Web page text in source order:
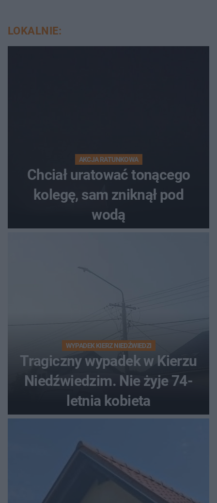
LOKALNIE:
AKCJA RATUNKOWA
Chciał uratować tonącego
kolegę, sam zniknął pod
wodą
WYPADEK KIERZ NIEDŹWIEDZI
Tragiczny wypadek w Kierzu
Niedźwiedzim. Nie żyje 74-
letnia kobieta